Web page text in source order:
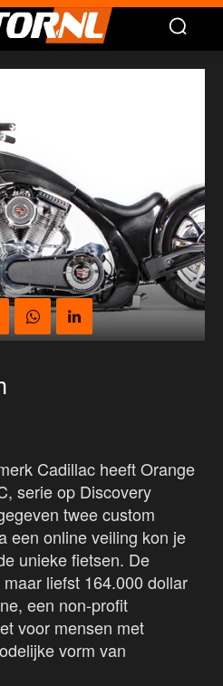
Cadillac heeft Orange
serie op Discovery
twee custom
een online veiling kon je
unieke fietsen. De
liefst 164.000 dollar
een non-profit
voor mensen met
vorm van